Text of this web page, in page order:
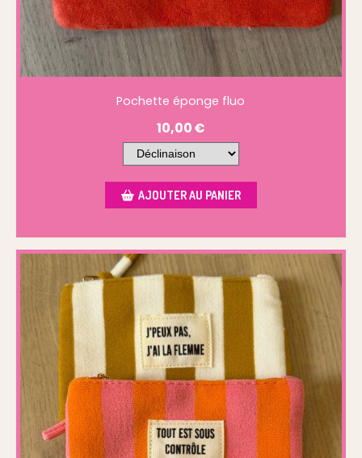
Pochette éponge fluo
10,00€
AJOUTER AU PANIER